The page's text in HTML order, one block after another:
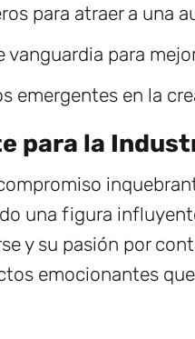
para atraer a una
vanguardia para
emergentes en la
para la
una figura
y su pasión por
emocionantes